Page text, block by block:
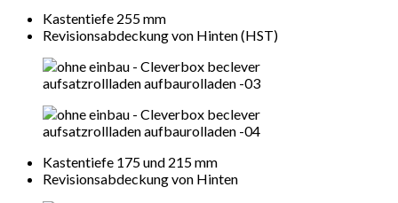
Kastentiefe 255 mm
Revisionsabdeckung von Hinten (HST)
Kastentiefe 175 und 215 mm
Revisionsabdeckung von Hinten